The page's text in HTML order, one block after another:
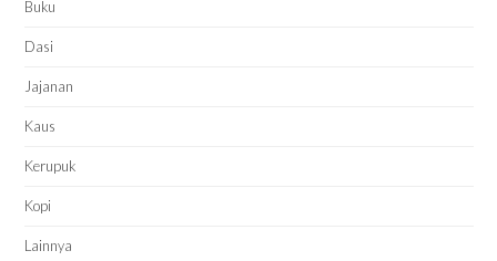
Buku
Dasi
Jajanan
Kaus
Kerupuk
Kopi
Lainnya